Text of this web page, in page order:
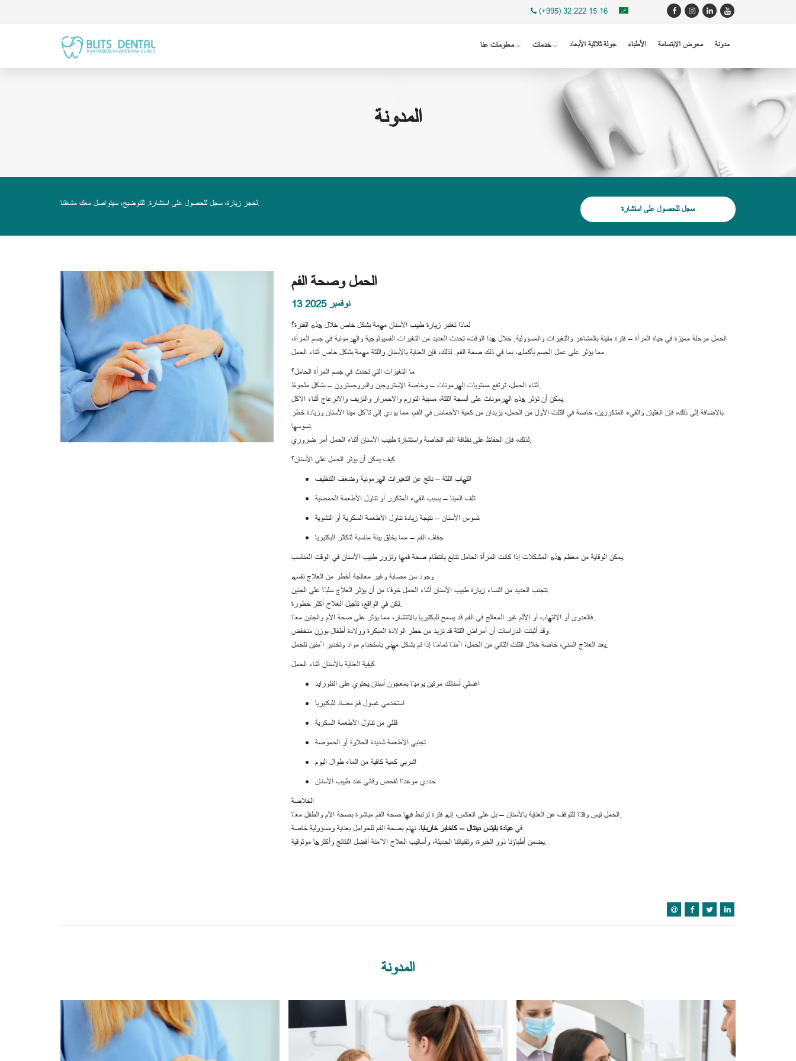
(+995) 32 222 15 16
معلومات عنا خدمات جولة ثلاثية الأبعاد الأطباء معرض الابتسامة مدونة
المدونة
لحجز زيارة، سجل للحصول على استشارة. للتوضيح، سيتواصل معك مشغلنا.
سجل للحصول على استشارة
الحمل وصحة الفم
13 نوفمبر 2025
لماذا تعتبر زيارة طبيب الأسنان مهمة بشكل خاص خلال هذه الفترة؟
الحمل مرحلة مميزة في حياة المرأة – فترة مليئة بالمشاعر والتغيرات والمسؤولية. خلال هذا الوقت، تحدث العديد من التغيرات الفسيولوجية والهرمونية في جسم المرأة،
مما يؤثر على عمل الجسم بأكمله، بما في ذلك صحة الفم. لذلك، فإن العناية بالأسنان واللثة مهمة بشكل خاص أثناء الحمل.
ما التغيرات التي تحدث في جسم المرأة الحامل؟
أثناء الحمل، ترتفع مستويات الهرمونات – وخاصة الإستروجين والبروجسترون – بشكل ملحوظ.
يمكن أن تؤثر هذه الهرمونات على أنسجة اللثة، مسببة التورم والاحمرار والنزيف والانزعاج أثناء الأكل.
بالإضافة إلى ذلك، فإن الغثيان والقيء المتكررين، خاصة في الثلث الأول من الحمل، يزيدان من كمية الأحماض في الفم، مما يؤدي إلى تآكل مينا الأسنان وزيادة خطر
تسوسها.
لذلك، فإن الحفاظ على نظافة الفم الخاصة واستشارة طبيب الأسنان أثناء الحمل أمر ضروري.
كيف يمكن أن يؤثر الحمل على الأسنان؟
التهاب اللثة – ناتج عن التغيرات الهرمونية وضعف التنظيف
تلف المينا – بسبب القيء المتكرر أو تناول الأطعمة الحمضية
تسوس الأسنان – نتيجة زيادة تناول الأطعمة السكرية أو النشوية
جفاف الفم – مما يخلق بيئة مناسبة لتكاثر البكتيريا
يمكن الوقاية من معظم هذه المشكلات إذا كانت المرأة الحامل تتابع بانتظام صحة فمها وتزور طبيب الأسنان في الوقت المناسب.
وجود سن مصابة وغير معالجة أخطر من العلاج نفسه
تتجنب العديد من النساء زيارة طبيب الأسنان أثناء الحمل خوفًا من أن يؤثر العلاج سلبًا على الجنين.
لكن في الواقع، تأجيل العلاج أكثر خطورة.
فالعدوى أو الالتهاب أو الألم غير المعالج في الفم قد يسمح للبكتيريا بالانتشار، مما يؤثر على صحة الأم والجنين معًا.
وقد أثبتت الدراسات أن أمراض اللثة قد تزيد من خطر الولادة المبكرة وولادة أطفال بوزن منخفض.
يعد العلاج السني، خاصة خلال الثلث الثاني من الحمل، آمنًا تمامًا إذا تم بشكل مهني باستخدام مواد وتخدير آمنين للحمل.
كيفية العناية بالأسنان أثناء الحمل
اغسلي أسنانك مرتين يوميًا بمعجون أسنان يحتوي على الفلورايد
استخدمي غسول فم مضاد للبكتيريا
قللي من تناول الأطعمة السكرية
تجنبي الأطعمة شديدة الحلاوة أو الحموضة
اشربي كمية كافية من الماء طوال اليوم
حددي موعدًا لفحص وقائي عند طبيب الأسنان
الخلاصة
الحمل ليس وقتًا للتوقف عن العناية بالأسنان – بل على العكس، إنه فترة ترتبط فيها صحة الفم مباشرة بصحة الأم والطفل معًا.
فيعيادة بليتس دينتال – كاخابر خاربابا
، نهتم بصحة الفم للحوامل بعناية ومسؤولية خاصة.
يضمن أطباؤنا ذوو الخبرة، وتقنياتنا الحديثة، وأساليب العلاج الآمنة أفضل النتائج وأكثرها موثوقية.
المدونة